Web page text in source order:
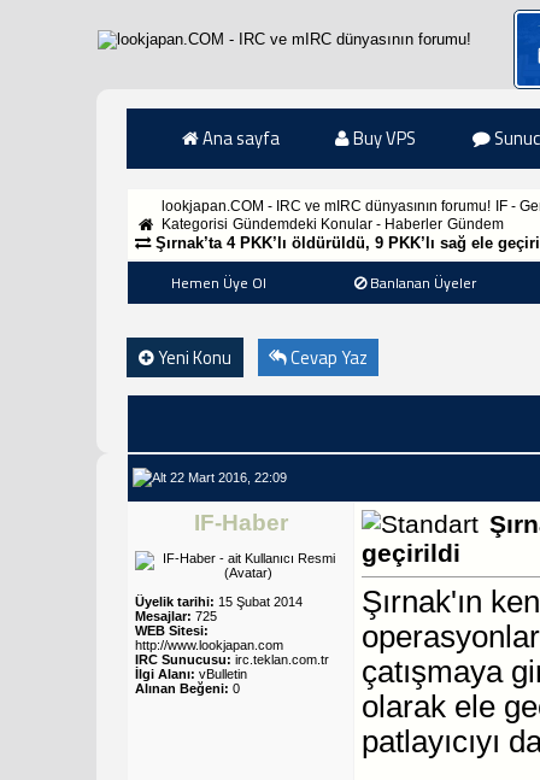
Ana sayfa Buy VPS
lookjapan.COM - IRC ve mIRC dünyasının forumu!
IF -
Kategorisi Gündemdeki Konular - Haberler Gündem
Şırnak’ta 4 PKK’lı öldürüldü, 9 PKK’lı sağ ele
Hemen Üye Ol Banlanan Üyeler
Yeni Konu Cevap Yaz
22 Mart 2016, 22:09
IF-Haber
Üyelik tarihi: 15 Şubat 2014
Mesajlar: 725
WEB Sitesi:
http://www.lookjapan.com
IRC Sunucusu: irc.teklan.com.tr
İlgi Alanı: vBulletin
Alınan Beğeni: 0
geçirildi
Şırnak'ın
çatışmaya
olarak ele
patlayıcıyı